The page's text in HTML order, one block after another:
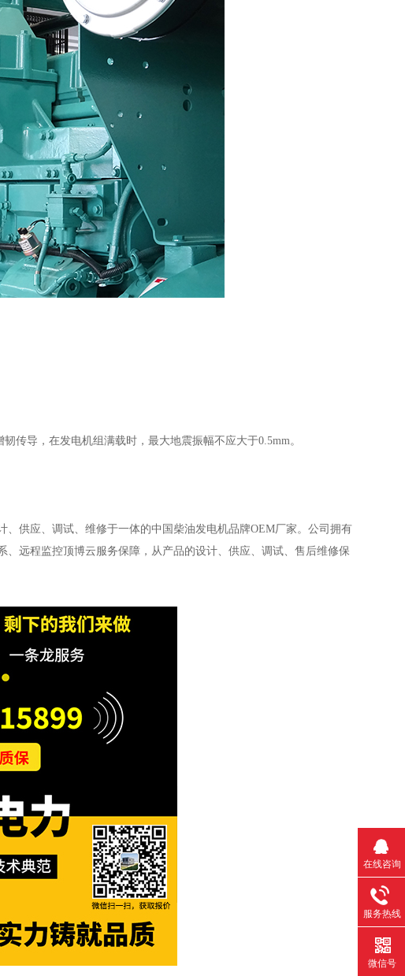
导，在发电机组满载时，最大地震振幅不应大于0.5mm。
供应、调试、维修于一体的中国柴油发电机品牌OEM厂家。公司拥有
远程监控顶博云服务保障，从产品的设计、供应、调试、售后维修保
在线咨询
服务热线
微信号